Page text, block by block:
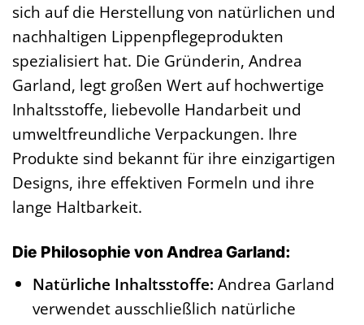
sich auf die Herstellung von natürlichen und
nachhaltigen Lippenpflegeprodukten
spezialisiert hat. Die Gründerin, Andrea
Garland, legt großen Wert auf hochwertige
Inhaltsstoffe, liebevolle Handarbeit und
umweltfreundliche Verpackungen. Ihre
Produkte sind bekannt für ihre einzigartigen
Designs, ihre effektiven Formeln und ihre
lange Haltbarkeit.
Die Philosophie von Andrea Garland:
Natürliche Inhaltsstoffe: Andrea Garland
verwendet ausschließlich natürliche